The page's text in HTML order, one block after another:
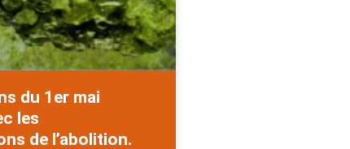
du 1er mai
les
de l’abolition.